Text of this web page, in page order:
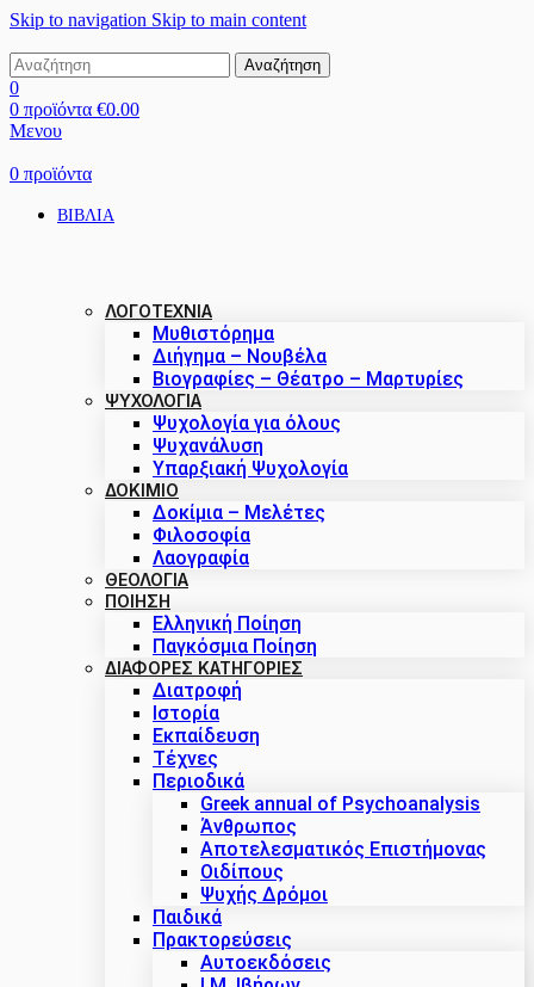
Skip to navigation Skip to main content
Αναζήτηση
0
0 προϊόντα €0.00
Μενου
0 προϊόντα
ΒΙΒΛΙΑ
ΛΟΓΟΤΕΧΝΙΑ
Μυθιστόρημα
Διήγημα – Νουβέλα
Βιογραφίες – Θέατρο – Μαρτυρίες
ΨΥΧΟΛΟΓΙΑ
Ψυχολογία για όλους
Ψυχανάλυση
Υπαρξιακή Ψυχολογία
ΔΟΚΊΜΙΟ
Δοκίμια – Μελέτες
Φιλοσοφία
Λαογραφία
ΘΕΟΛΟΓΙΑ
ΠΟΙΗΣΗ
Ελληνική Ποίηση
Παγκόσμια Ποίηση
ΔΙΑΦΟΡΕΣ ΚΑΤΗΓΟΡΙΕΣ
Διατροφή
Ιστορία
Εκπαίδευση
Τέχνες
Περιοδικά
Greek annual of Psychoanalysis
Άνθρωπος
Αποτελεσματικός Επιστήμονας
Οιδίπους
Ψυχής Δρόμοι
Παιδικά
Πρακτoρεύσεις
Αυτοεκδόσεις